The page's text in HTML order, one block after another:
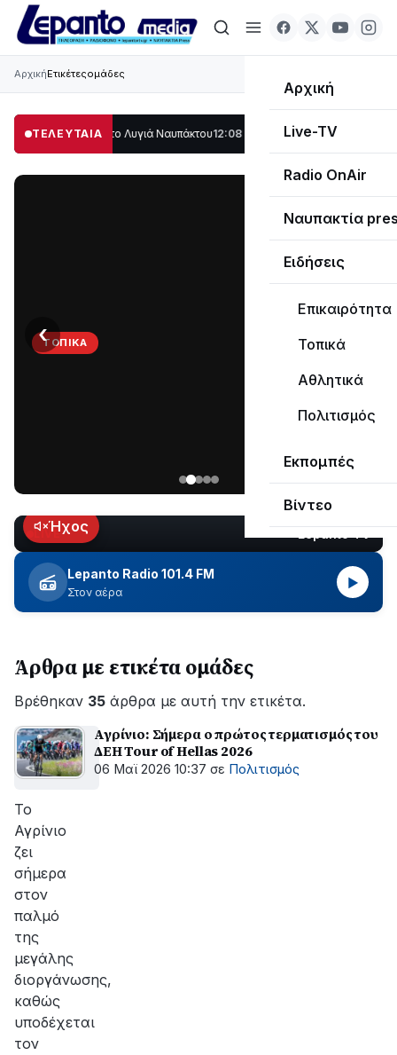
Αρχική
Live-TV
Radio OnAir
Ναυπακτία
Ειδήσεις
Επικαιρότητα
Τοπικά
Αθλητικά
Πολιτισμός
Εκπομπές
Βίντεο
ΑρχικήΕτικέτεςομάδες
ΤΕΛΕΥΤΑΙΑ
μέρος στο Λυγιά Ναυπάκτου12:08 Σε τροχιά υλοποίησης η Παράκαμψη
ΤΟΠΙΚΆ
Ναυπάκτου
εδώ
και
περίπου
δύο
ώρες
εξέλιξη
οι
εργασίες
ΔΕΔΔΗΕ
για
την
βλάβης
‹
LIVEΉχος
Lepanto Radio 101.4 FM
Στον αέρα
▶
Άρθρα με ετικέτα ομάδες
Βρέθηκαν 35 άρθρα με αυτή την ετικέτα.
Αγρίνιο: Σήμερα ο πρώτος τερματισμός του
ΔΕΗ Tour of Hellas 2026
06 Μαϊ 2026 10:37 σε Πολιτισμός
Το
Αγρίνιο
ζει
σήμερα
στον
παλμό
της
μεγάλης
διοργάνωσης,
καθώς
υποδέχεται
τον